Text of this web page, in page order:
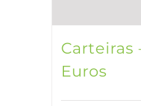
Carteiras
Euros